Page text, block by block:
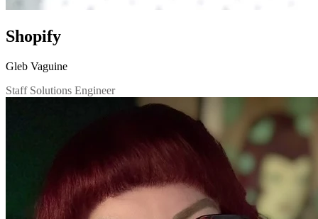
Shopify
Gleb Vaguine
Staff Solutions Engineer